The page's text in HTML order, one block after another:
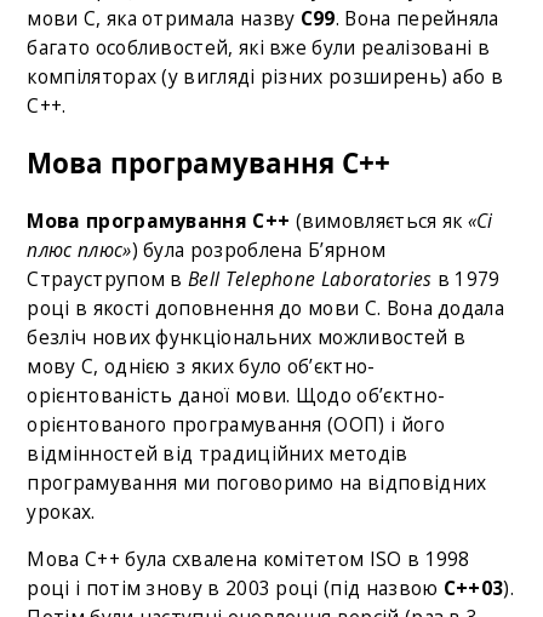
мови C, яка отримала назву C99. Вона перейняла
багато особливостей, які вже були реалізовані в
компіляторах (у вигляді різних розширень) або в
C++.
Мова програмування C++
Мова програмування C++ (вимовляється як «Сі
плюс плюс») була розроблена Б’ярном
Страуструпом вBell Telephone Laboratories в 1979
році в якості доповнення до мови C. Вона додала
безліч нових функціональних можливостей в
мову С, однією з яких було об’єктно-
орієнтованість даної мови. Щодо об’єктно-
орієнтованого програмування (ООП) і його
відмінностей від традиційних методів
програмування ми поговоримо на відповідних
уроках.
Мова C++ була схвалена комітетом ISO в 1998
році і потім знову в 2003 році (під назвою C++03).